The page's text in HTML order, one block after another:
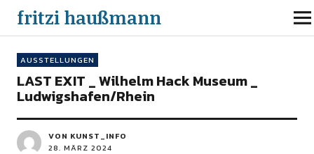
fritzi haußmann
AUSSTELLUNGEN
LAST EXIT _ Wilhelm Hack Museum _
Ludwigshafen/Rhein
VON KUNST_INFO
28. MÄRZ 2024